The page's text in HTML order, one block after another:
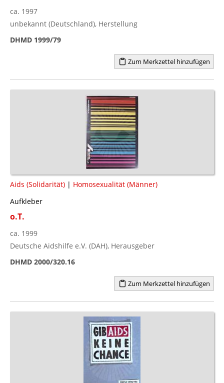
ca. 1997
unbekannt (Deutschland), Herstellung
DHMD 1999/79
Zum Merkzettel hinzufügen
Aids (Solidarität) | Homosexualität (Männer)
Aufkleber
o.T.
ca. 1999
Deutsche Aidshilfe e.V. (DAH), Herausgeber
DHMD 2000/320.16
Zum Merkzettel hinzufügen